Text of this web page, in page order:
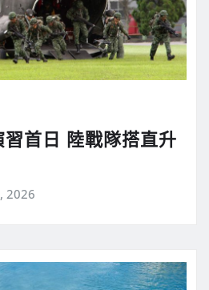
首日 陸戰隊搭直升
2026